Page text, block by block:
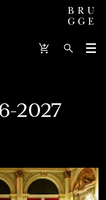
Menu
2027